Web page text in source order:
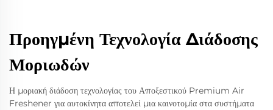
Προηγμένη Τεχνολογία Διάδοσης
Μοριωδών
Η μοριακή διάδοση τεχνολογίας του Αποξεστικού Premium Air
Freshener για αυτοκίνητα αποτελεί μια καινοτομία στα συστήματα